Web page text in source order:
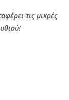
τις μικρές